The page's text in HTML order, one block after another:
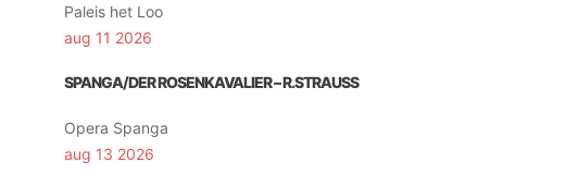
Paleis het Loo
aug 11 2026
SPANGA/DER ROSENKAVALIER – R.STRAUSS
Opera Spanga
aug 13 2026